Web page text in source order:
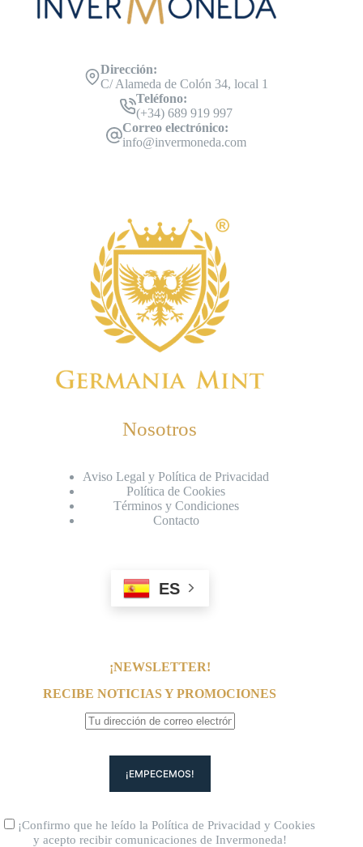
Dirección:
C/ Alameda de Colón 34, local 1
Teléfono:
(+34) 689 919 997
Correo electrónico:
info@invermoneda.com
Nosotros
Aviso Legal y Política de Privacidad
Política de Cookies
Términos y Condiciones
Contacto
ES
¡NEWSLETTER!
RECIBE NOTICIAS Y PROMOCIONES
¡Confirmo que he leído laPolítica de Privacidad yCookies
y acepto recibir comunicaciones de Invermoneda!